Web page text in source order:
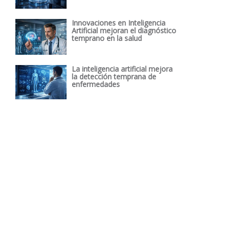
Innovaciones en Inteligencia
Artificial mejoran el diagnóstico
temprano en la salud
La inteligencia artificial mejora
la detección temprana de
enfermedades